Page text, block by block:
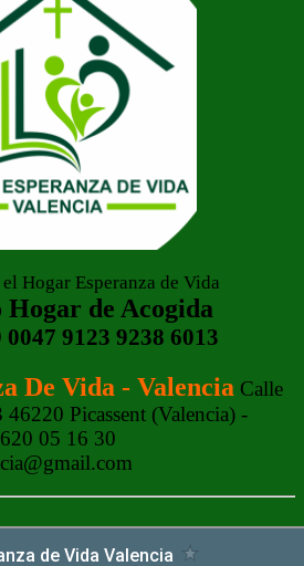
Hogar Esperanza de Vida
Hogar de Acogida
0047 9123 9238 6013
De Vida - Valencia Calle
46220 Picassent (Valencia) -
05 16 30